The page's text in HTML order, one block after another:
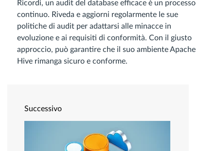
Ricordi, un audit del database efficace è un processo
continuo. Riveda e aggiorni regolarmente le sue
politiche di audit per adattarsi alle minacce in
evoluzione e ai requisiti di conformità. Con il giusto
approccio, può garantire che il suo ambiente Apache
Hive rimanga sicuro e conforme.
Successivo